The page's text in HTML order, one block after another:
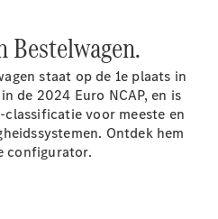
Bestelwagen.
staat op de 1e plaats in
de 2024 Euro NCAP, en is
voor meeste en
Ontdek hem
configurator.